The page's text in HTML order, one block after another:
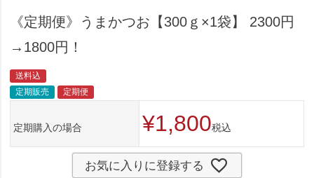
《定期便》うまかつお【300ｇ×1袋】 2300円
→1800円！
送料込
定期販売
定期便
定期購入の場合 ¥1,800税込
お気に入りに登録する